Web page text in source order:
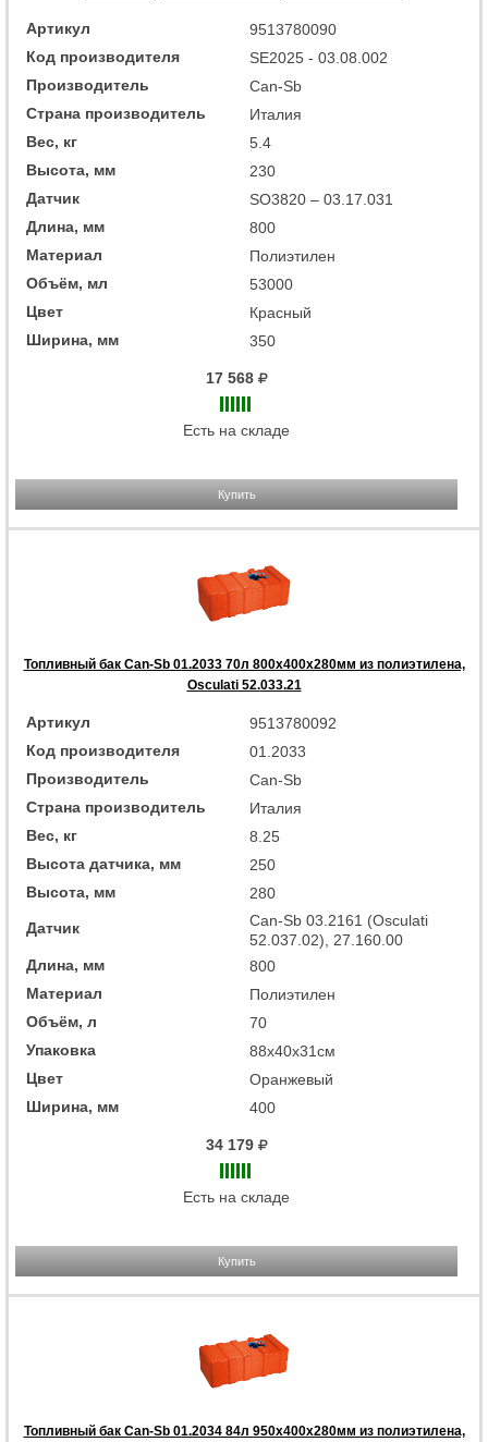
Артикул
9513780090
Код производителя
SE2025 - 03.08.002
Производитель
Can-Sb
Страна производитель
Италия
Вес, кг
5.4
Высота, мм
230
Датчик
SO3820 – 03.17.031
Длина, мм
800
Материал
Полиэтилен
Объём, мл
53000
Цвет
Красный
Ширина, мм
350
17 568
Есть на складе
Купить
Топливный бак Can-Sb 01.2033 70л 800x400x280мм из полиэтилена,
Osculati 52.033.21
Артикул
9513780092
Код производителя
01.2033
Производитель
Can-Sb
Страна производитель
Италия
Вес, кг
8.25
Высота датчика, мм
250
Высота, мм
280
Датчик
Can-Sb 03.2161 (Osculati
52.037.02), 27.160.00
Длина, мм
800
Материал
Полиэтилен
Объём, л
70
Упаковка
88x40x31см
Цвет
Оранжевый
Ширина, мм
400
34 179
Есть на складе
Купить
Топливный бак Can-Sb 01.2034 84л 950x400x280мм из полиэтилена,